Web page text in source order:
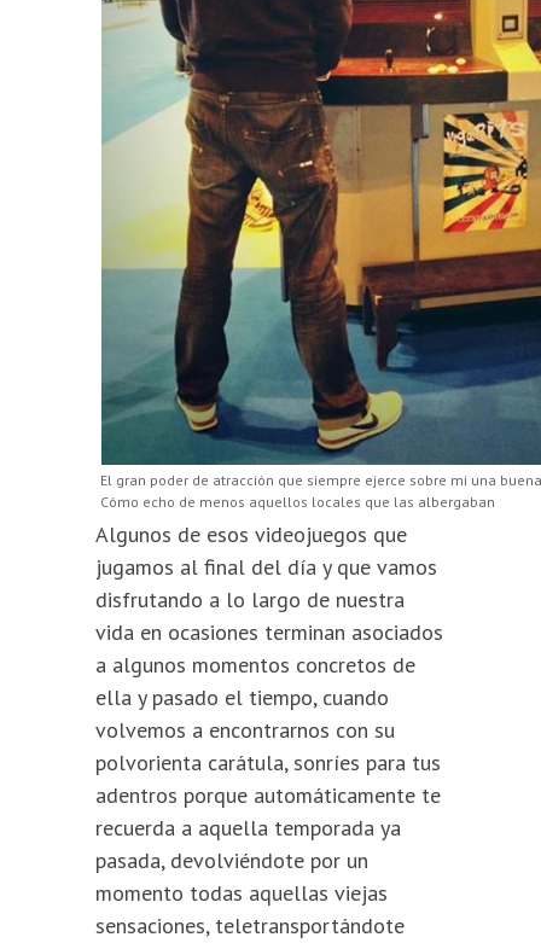
El gran poder de atracción que siempre ejerce sobre mi una
Cómo echo de menos aquellos locales que las albergaban
Algunos de esos videojuegos que
jugamos al final del día y que vamos
disfrutando a lo largo de nuestra
vida en ocasiones terminan asociados
a algunos momentos concretos de
ella y pasado el tiempo, cuando
volvemos a encontrarnos con su
polvorienta carátula, sonríes para tus
adentros porque automáticamente te
recuerda a aquella temporada ya
pasada, devolviéndote por un
momento todas aquellas viejas
sensaciones, teletransportándote